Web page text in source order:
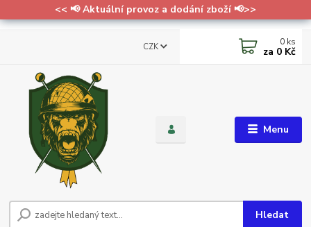
<< 📢 Aktuální provoz a dodání zboží 📢>>
Menu
CZK
Hledat
0 ks
za 0 Kč